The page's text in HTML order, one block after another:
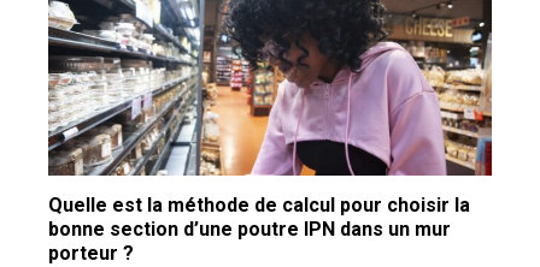
Quelle est la méthode de calcul pour choisir la
bonne section d’une poutre IPN dans un mur
porteur ?